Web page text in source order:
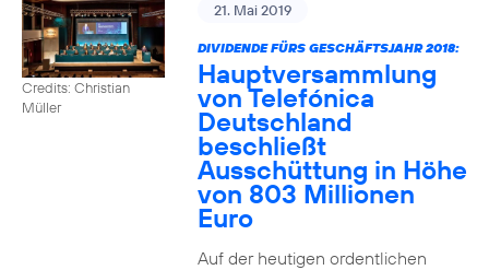
Credits: Christian
Müller
21. Mai 2019
DIVIDENDE FÜRS GESCHÄFTSJAHR 2018:
Hauptversammlung
von Telefónica
Deutschland
beschließt
Ausschüttung in Höhe
von 803 Millionen
Euro
Auf der heutigen ordentlichen